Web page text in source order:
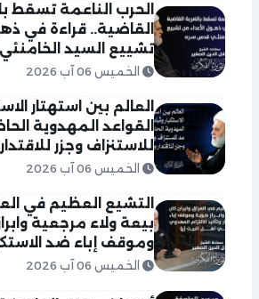
الحرب الناعمة تسقط
القاضية.. قراءة في
تشييع السيد
الخميس 06 آب 2026
العالم بين استهتار
القواعد المهدوية
للاستنزاف وجزر
الخميس 06 آب 2026
التشيع العظيم في
بيعة ولاء مرجعية
وموقف إباء ضد
الخميس 06 آب 2026